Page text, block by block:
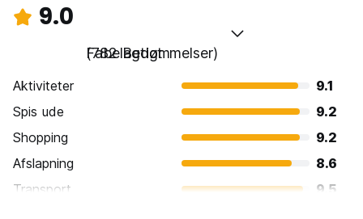
9.0
Fabelagtigt
(782 Bedømmelser)
Aktiviteter
9.1
Spis ude
9.2
Shopping
9.2
Afslapning
8.6
Transport
9.5